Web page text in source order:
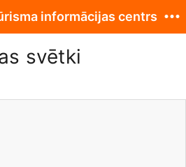
svētki
informācijas centrs